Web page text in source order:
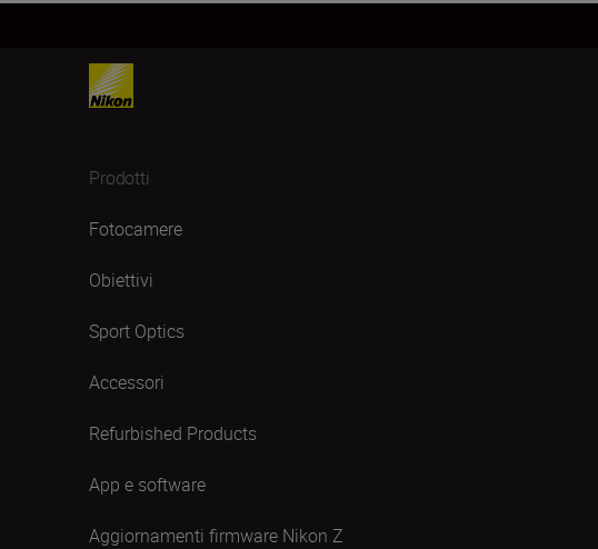
Prodotti
Fotocamere
Obiettivi
Sport Optics
Accessori
Refurbished Products
App e software
Aggiornamenti firmware Nikon Z